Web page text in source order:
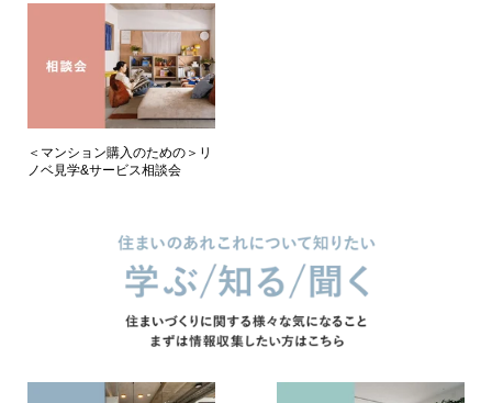
＜マンション購入のための＞リ
ノベ見学&サービス相談会